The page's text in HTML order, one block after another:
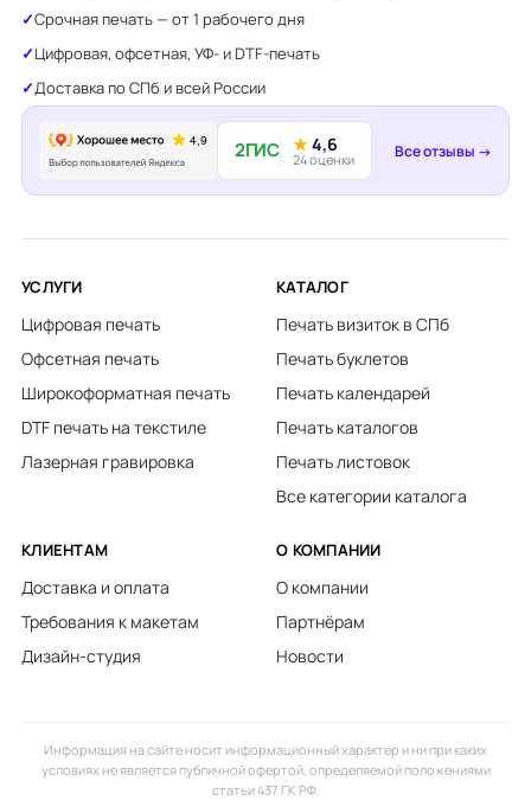
Срочная печать — от 1 рабочего дня
Цифровая, офсетная, УФ- и DTF-печать
Доставка по СПб и всей России
2ГИС ★4,6
24 оценки Все отзывы →
УСЛУГИ
Цифровая печать
Офсетная печать
Широкоформатная печать
DTF печать на текстиле
Лазерная гравировка
КАТАЛОГ
Печать визиток в СПб
Печать буклетов
Печать календарей
Печать каталогов
Печать листовок
Все категории каталога
КЛИЕНТАМ
Доставка и оплата
Требования к макетам
Дизайн-студия
О КОМПАНИИ
О компании
Партнёрам
Новости
Информация на сайте носит информационный характер и ни при каких
условиях не является публичной офертой, определяемой положениями
статьи 437 ГК РФ.